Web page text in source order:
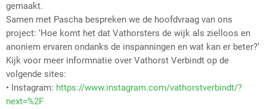
gemaakt.
Samen met Pascha bespreken we de hoofdvraag van ons
project: ‘Hoe komt het dat Vathorsters de wijk als zielloos en
anoniem ervaren ondanks de inspanningen en wat kan er beter?’
Kijk voor meer informnatie over Vathorst Verbindt op de
volgende sites:
• Instagram: https://www.instagram.com/vathorstverbindt/?
next=%2F